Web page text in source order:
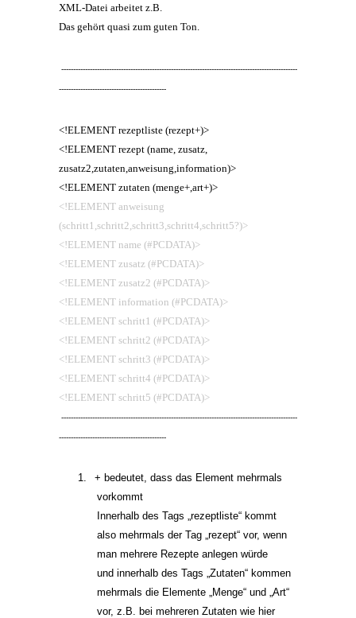
XML-Datei arbeitet z.B.
Das gehört quasi zum guten Ton.
---------------------------------------------------------------------------------------------------
---------------------------------------------
<!ELEMENT rezeptliste (rezept+)>
<!ELEMENT rezept (name, zusatz,
zusatz2,zutaten,anweisung,information)>
<!ELEMENT zutaten (menge+,art+)>
<!ELEMENT anweisung
(schritt1,schritt2,schritt3,schritt4,schritt5?)>
<!ELEMENT name (#PCDATA)>
<!ELEMENT zusatz (#PCDATA)>
<!ELEMENT zusatz2 (#PCDATA)>
<!ELEMENT information (#PCDATA)>
<!ELEMENT schritt1 (#PCDATA)>
<!ELEMENT schritt2 (#PCDATA)>
<!ELEMENT schritt3 (#PCDATA)>
<!ELEMENT schritt4 (#PCDATA)>
<!ELEMENT schritt5 (#PCDATA)>
---------------------------------------------------------------------------------------------------
---------------------------------------------
1.
+ bedeutet, dass das Element mehrmals
vorkommt
Innerhalb des Tags „rezeptliste“ kommt
also mehrmals der Tag „rezept“ vor, wenn
man mehrere Rezepte anlegen würde
und innerhalb des Tags „Zutaten“ kommen
mehrmals die Elemente „Menge“ und „Art“
vor, z.B. bei mehreren Zutaten wie hier